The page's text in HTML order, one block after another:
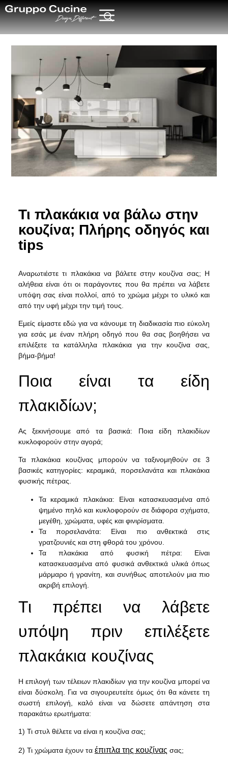
Τι πλακάκια να βάλω στην
κουζίνα; Πλήρης οδηγός και
tips
Αναρωτιέστε τι πλακάκια να βάλετε στην κουζίνα σας; Η
αλήθεια είναι ότι οι παράγοντες που θα πρέπει να λάβετε
υπόψη σας είναι πολλοί, από το χρώμα μέχρι το υλικό και
από την υφή μέχρι την τιμή τους.
Εμείς είμαστε εδώ για να κάνουμε τη διαδικασία πιο εύκολη
για εσάς με έναν πλήρη οδηγό που θα σας βοηθήσει να
επιλέξετε τα κατάλληλα πλακάκια για την κουζίνα σας,
βήμα-βήμα!
Ποια είναι τα είδη
πλακιδίων;
Ας ξεκινήσουμε από τα βασικά: Ποια είδη πλακιδίων
κυκλοφορούν στην αγορά;
Τα πλακάκια κουζίνας μπορούν να ταξινομηθούν σε 3
βασικές κατηγορίες: κεραμικά, πορσελανάτα και πλακάκια
φυσικής πέτρας.
Τα κεραμικά πλακάκια: Είναι κατασκευασμένα από
ψημένο πηλό και κυκλοφορούν σε διάφορα σχήματα,
μεγέθη, χρώματα, υφές και φινιρίσματα.
Τα πορσελανάτα: Είναι πιο ανθεκτικά στις
γρατζουνιές και στη φθορά του χρόνου.
Τα πλακάκια από φυσική πέτρα: Είναι
κατασκευασμένα από φυσικά ανθεκτικά υλικά όπως
μάρμαρο ή γρανίτη, και συνήθως αποτελούν μια πιο
ακριβή επιλογή.
Τι πρέπει να λάβετε
υπόψη πριν επιλέξετε
πλακάκια κουζίνας
Η επιλογή των τέλειων πλακιδίων για την κουζίνα μπορεί να
είναι δύσκολη. Για να σιγουρευτείτε όμως ότι θα κάνετε τη
σωστή επιλογή, καλό είναι να δώσετε απάντηση στα
παρακάτω ερωτήματα:
1) Τι στυλ θέλετε να είναι η κουζίνα σας;
2) Τι χρώματα έχουν τα έπιπλα της κουζίνας σας;